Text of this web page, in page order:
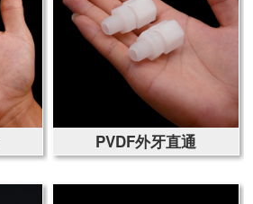
PVDF外牙直通